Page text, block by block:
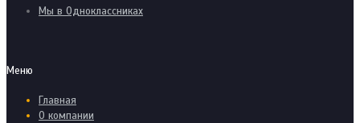
Мы в Одноклассниках
Меню
Главная
О компании